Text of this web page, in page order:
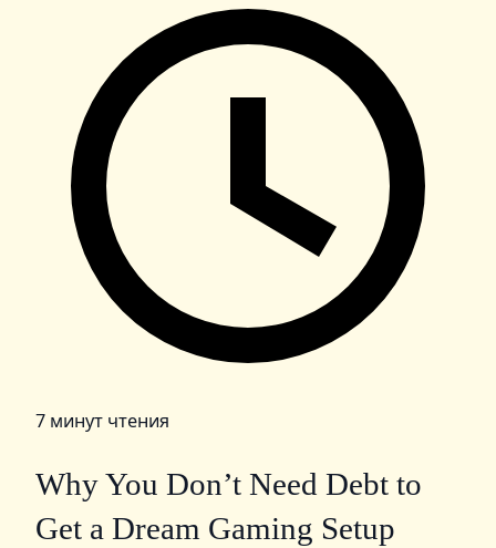
7 минут чтения
Why You Don’t Need Debt to
Get a Dream Gaming Setup